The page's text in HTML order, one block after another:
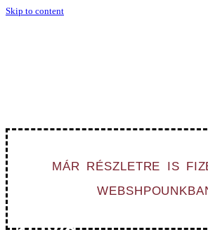
Skip to content
MÁR RÉSZLETRE IS
20%